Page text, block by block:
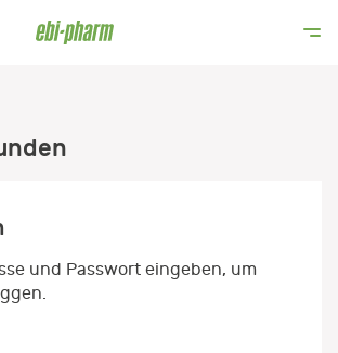
und Passwort eingeben, um